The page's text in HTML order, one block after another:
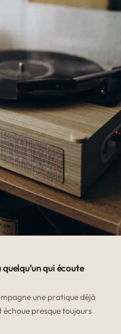
qui écoute
une pratique déjà
presque toujours